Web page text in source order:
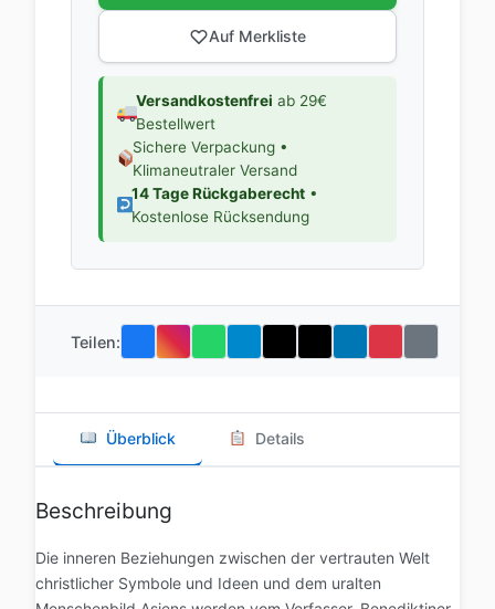
Auf Merkliste
Versandkostenfrei ab 29€
Bestellwert
Sichere Verpackung •
Klimaneutraler Versand
14 Tage Rückgaberecht•
Kostenlose Rücksendung
Teilen:
Überblick Details
Beschreibung
Die inneren Beziehungen zwischen der vertrauten Welt
christlicher Symbole und Ideen und dem uralten